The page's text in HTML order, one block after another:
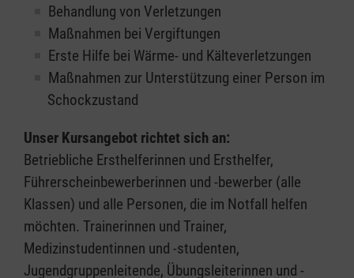
Behandlung von Verletzungen
Maßnahmen bei Vergiftungen
Erste Hilfe bei Wärme- und Kälteverletzungen
Maßnahmen zur Unterstützung einer Person im
Schockzustand
Unser Kursangebot richtet sich an:
Betriebliche Ersthelferinnen und Ersthelfer,
Führerscheinbewerberinnen und -bewerber (alle
Klassen) und alle Personen, die im Notfall helfen
möchten. Trainerinnen und Trainer,
Medizinstudentinnen und -studenten,
Jugendgruppenleitende, Übungsleiterinnen und -